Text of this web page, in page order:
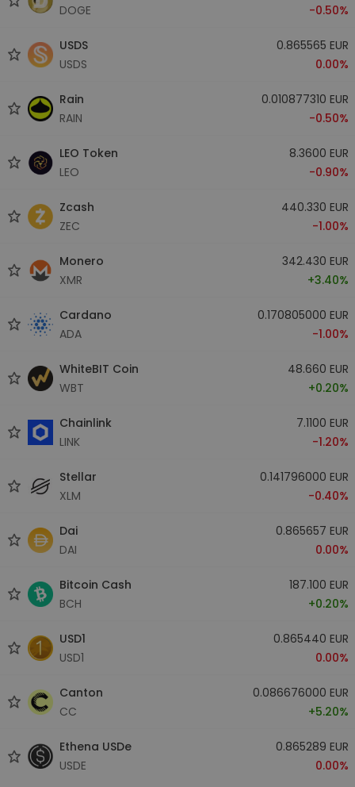
DOGE
-0.50%
USDS
USDS
0.865565 EUR
0.00%
Rain
RAIN
0.010877310 EUR
-0.50%
LEO Token
LEO
8.3600 EUR
-0.90%
Zcash
ZEC
440.330 EUR
-1.00%
Monero
XMR
342.430 EUR
+3.40%
Cardano
ADA
0.170805000 EUR
-1.00%
WhiteBIT Coin
WBT
48.660 EUR
+0.20%
Chainlink
LINK
7.1100 EUR
-1.20%
Stellar
XLM
0.141796000 EUR
-0.40%
Dai
DAI
0.865657 EUR
0.00%
Bitcoin Cash
BCH
187.100 EUR
+0.20%
USD1
USD1
0.865440 EUR
0.00%
Canton
CC
0.086676000 EUR
+5.20%
Ethena USDe
USDE
0.865289 EUR
0.00%